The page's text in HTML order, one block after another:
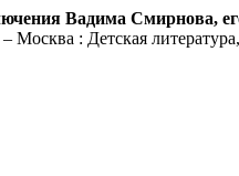
Вадима Смирнова,
Москва : Детская